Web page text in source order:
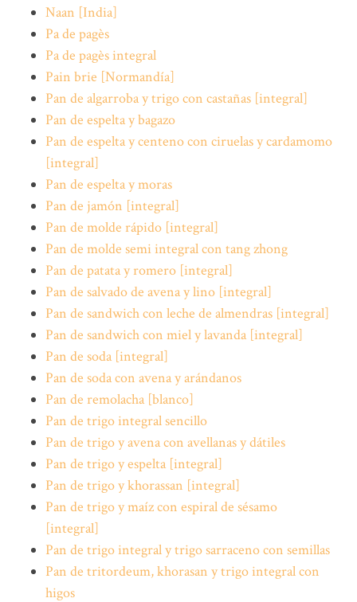
Naan [India]
Pa de pagès
Pa de pagès integral
Pain brie [Normandía]
Pan de algarroba y trigo con castañas [integral]
Pan de espelta y bagazo
Pan de espelta y centeno con ciruelas y cardamomo
[integral]
Pan de espelta y moras
Pan de jamón [integral]
Pan de molde rápido [integral]
Pan de molde semi integral con tang zhong
Pan de patata y romero [integral]
Pan de salvado de avena y lino [integral]
Pan de sandwich con leche de almendras [integral]
Pan de sandwich con miel y lavanda [integral]
Pan de soda [integral]
Pan de soda con avena y arándanos
Pan de remolacha [blanco]
Pan de trigo integral sencillo
Pan de trigo y avena con avellanas y dátiles
Pan de trigo y espelta [integral]
Pan de trigo y khorassan [integral]
Pan de trigo y maíz con espiral de sésamo
[integral]
Pan de trigo integral y trigo sarraceno con semillas
Pan de tritordeum, khorasan y trigo integral con
higos